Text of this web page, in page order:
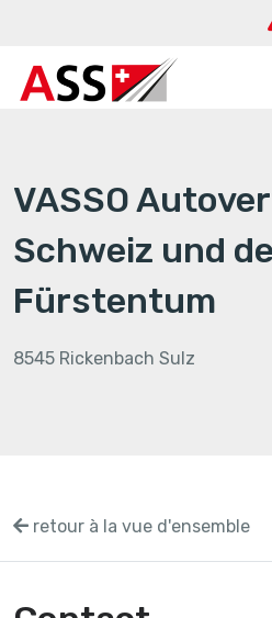
VASSO
Schweiz und
Fürstentum
8545 Rickenbach Sulz
retour à la vue d'ensemble